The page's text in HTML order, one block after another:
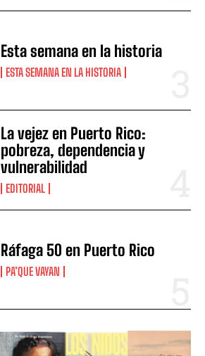
Esta semana en la historia
ESTA SEMANA EN LA HISTORIA
La vejez en Puerto Rico:
pobreza, dependencia y
vulnerabilidad
EDITORIAL
Ráfaga 50 en Puerto Rico
PA’QUE VAYAN